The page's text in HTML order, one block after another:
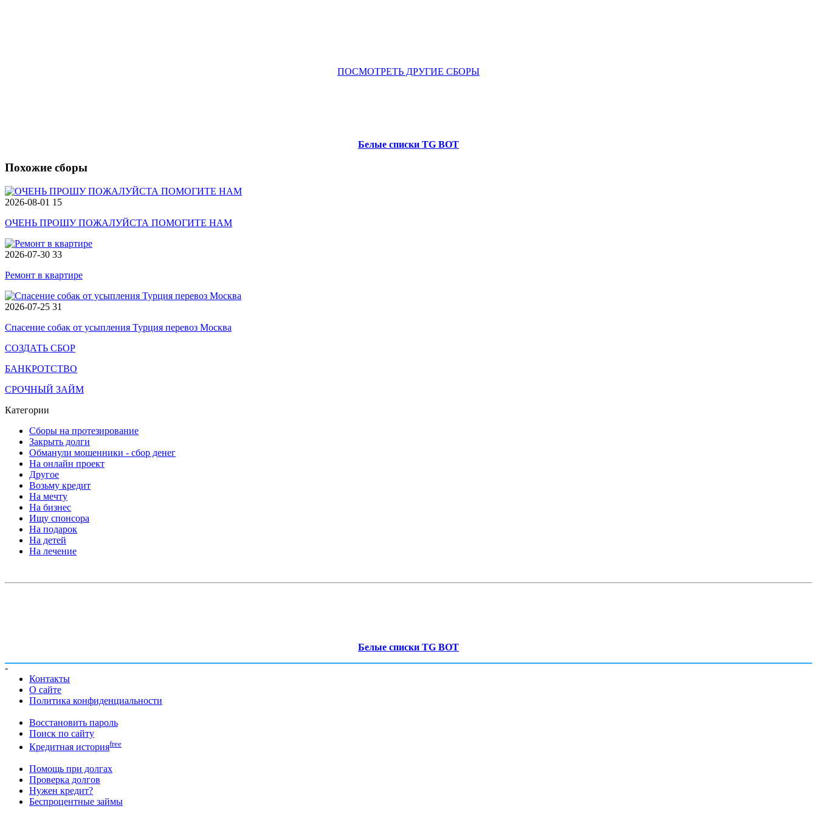
ПОСМОТРЕТЬ ДРУГИЕ СБОРЫ
Белые списки TG BOT
Похожие сборы
2026-08-01 15
ОЧЕНЬ ПРОШУ ПОЖАЛУЙСТА ПОМОГИТЕ НАМ
2026-07-30 33
Ремонт в квартире
2026-07-25 31
Спасение собак от усыпления Турция перевоз Москва
СОЗДАТЬ СБОР
БАНКРОТСТВО
СРОЧНЫЙ ЗАЙМ
Категории
Сборы на протезирование
Закрыть долги
Обманули мошенники - сбор денег
На онлайн проект
Другое
Возьму кредит
На мечту
На бизнес
Ищу спонсора
На подарок
На детей
На лечение
Белые списки TG BOT
-
Контакты
О сайте
Политика конфиденциальности
Восстановить пароль
Поиск по сайту
Кредитная историяfree
Помощь при долгах
Проверка долгов
Нужен кредит?
Беспроцентные займы